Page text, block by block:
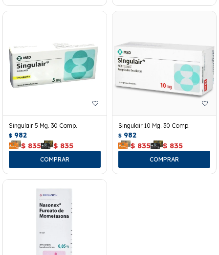
Singulair 5 Mg. 30 Comp.
$ 982
$ 835 $ 835
Singulair 10 Mg. 30 Comp.
$ 982
$ 835 $ 835